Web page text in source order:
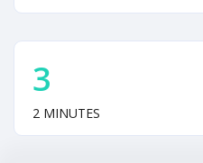
3
2 MINUTES